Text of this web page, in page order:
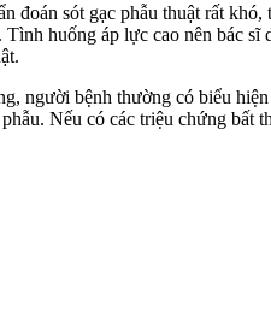
sót gạc phẫu thuật rất
huống áp lực cao nên bác
người bệnh thường có biểu
Nếu có các triệu chứng